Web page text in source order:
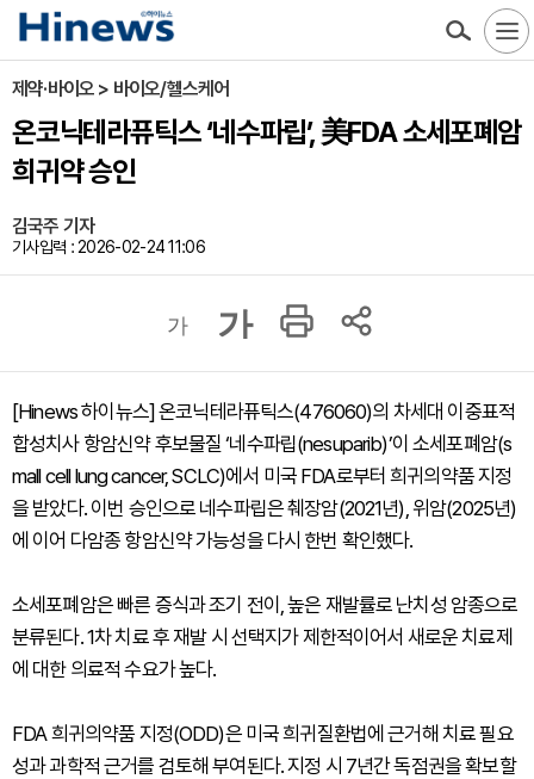
제약·바이오 > 바이오/헬스케어
온코닉테라퓨틱스 ‘네수파립’, 美FDA 소세포폐암
희귀약 승인
김국주 기자
기사입력 : 2026-02-24 11:06
가 가
[Hinews 하이뉴스] 온코닉테라퓨틱스(476060)의 차세대 이중표적
합성치사 항암신약 후보물질 ‘네수파립(nesuparib)’이 소세포폐암(s
mall cell lung cancer, SCLC)에서 미국 FDA로부터 희귀의약품 지정
을 받았다. 이번 승인으로 네수파립은 췌장암(2021년), 위암(2025년)
에 이어 다암종 항암신약 가능성을 다시 한번 확인했다.
소세포폐암은 빠른 증식과 조기 전이, 높은 재발률로 난치성 암종으로
분류된다. 1차 치료 후 재발 시 선택지가 제한적이어서 새로운 치료제
에 대한 의료적 수요가 높다.
FDA 희귀의약품 지정(ODD)은 미국 희귀질환법에 근거해 치료 필요
성과 과학적 근거를 검토해 부여된다. 지정 시 7년간 독점권을 확보할